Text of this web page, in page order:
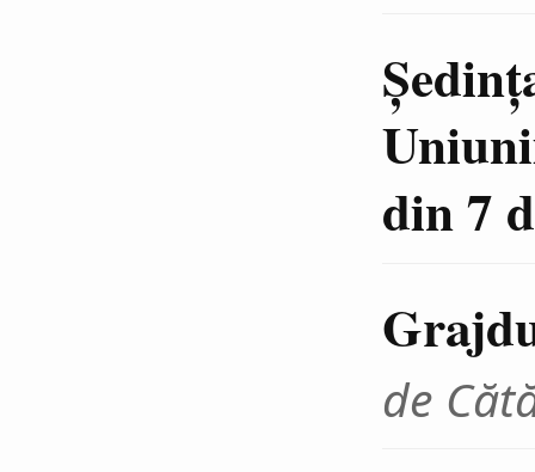
din 7
de